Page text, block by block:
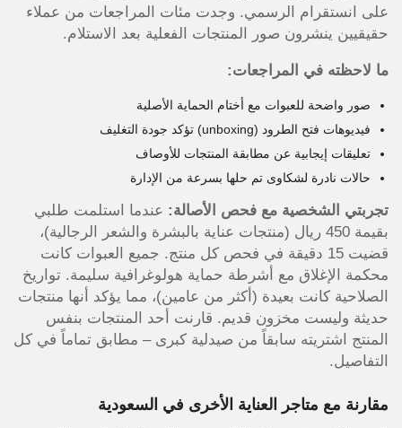
على انستقرام الرسمي. وجدت مئات المراجعات من عملاء
حقيقيين ينشرون صور المنتجات الفعلية بعد الاستلام.
ما لاحظته في المراجعات:
صور واضحة للعبوات مع أختام الحماية الأصلية
فيديوهات فتح الطرود (unboxing) تؤكد جودة التغليف
تعليقات إيجابية عن مطابقة المنتجات للأوصاف
حالات نادرة لشكاوى تم حلها بسرعة من الإدارة
تجربتي الشخصية مع فحص الأصالة: عندما استلمت طلبي
بقيمة 450 ريال (منتجات عناية بالبشرة والشعر الرجالية)،
قضيت 15 دقيقة في فحص كل منتج. جميع العبوات كانت
محكمة الإغلاق مع أشرطة حماية هولوغرافية سليمة. تواريخ
الصلاحية كانت بعيدة (أكثر من عامين)، مما يؤكد أنها منتجات
حديثة وليست مخزون قديم. قارنت أحد المنتجات بنفس
المنتج اشتريته سابقاً من صيدلية كبرى – مطابق تماماً في كل
التفاصيل.
مقارنة مع متاجر العناية الأخرى في السعودية